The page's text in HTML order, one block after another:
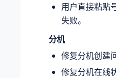
用户直接粘贴
失败。
分机
修复分机创建
修复分机在线